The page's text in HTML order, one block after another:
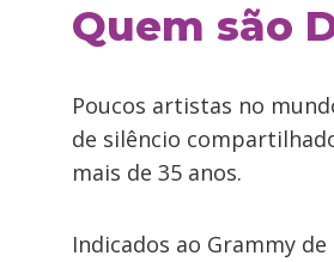
Quem são
Poucos artistas no
de silêncio
mais de 35 anos.
Indicados ao Grammy